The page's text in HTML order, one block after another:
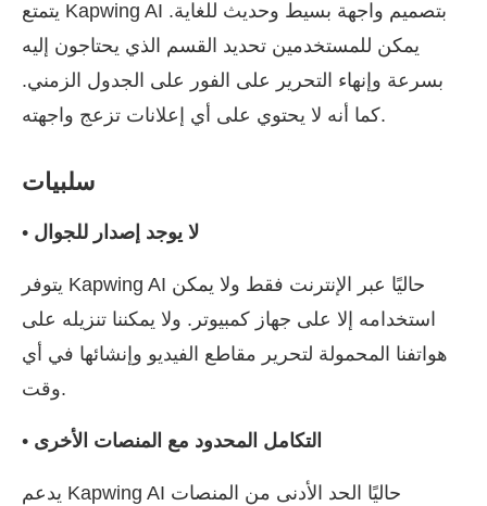
يتمتع Kapwing AI بتصميم واجهة بسيط وحديث للغاية.
يمكن للمستخدمين تحديد القسم الذي يحتاجون إليه
بسرعة وإنهاء التحرير على الفور على الجدول الزمني.
كما أنه لا يحتوي على أي إعلانات تزعج واجهته.
سلبيات
• لا يوجد إصدار للجوال
يتوفر Kapwing AI حاليًا عبر الإنترنت فقط ولا يمكن
استخدامه إلا على جهاز كمبيوتر. ولا يمكننا تنزيله على
هواتفنا المحمولة لتحرير مقاطع الفيديو وإنشائها في أي
وقت.
• التكامل المحدود مع المنصات الأخرى
يدعم Kapwing AI حاليًا الحد الأدنى من المنصات